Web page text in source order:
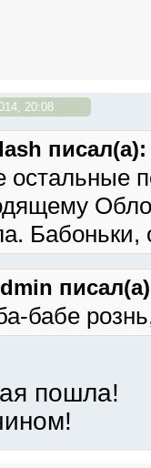
20:08
писал(а):
остальные
бабе
пошла!